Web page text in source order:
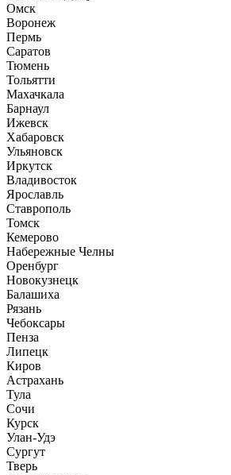
Омск
Воронеж
Пермь
Саратов
Тюмень
Тольятти
Махачкала
Барнаул
Ижевск
Хабаровск
Ульяновск
Иркутск
Владивосток
Ярославль
Ставрополь
Томск
Кемерово
Набережные Челны
Оренбург
Новокузнецк
Балашиха
Рязань
Чебоксары
Пенза
Липецк
Киров
Астрахань
Тула
Сочи
Курск
Улан-Удэ
Сургут
Тверь